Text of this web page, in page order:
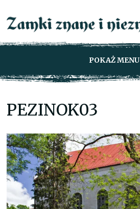
POKAŻ MENU
PEZINOK03